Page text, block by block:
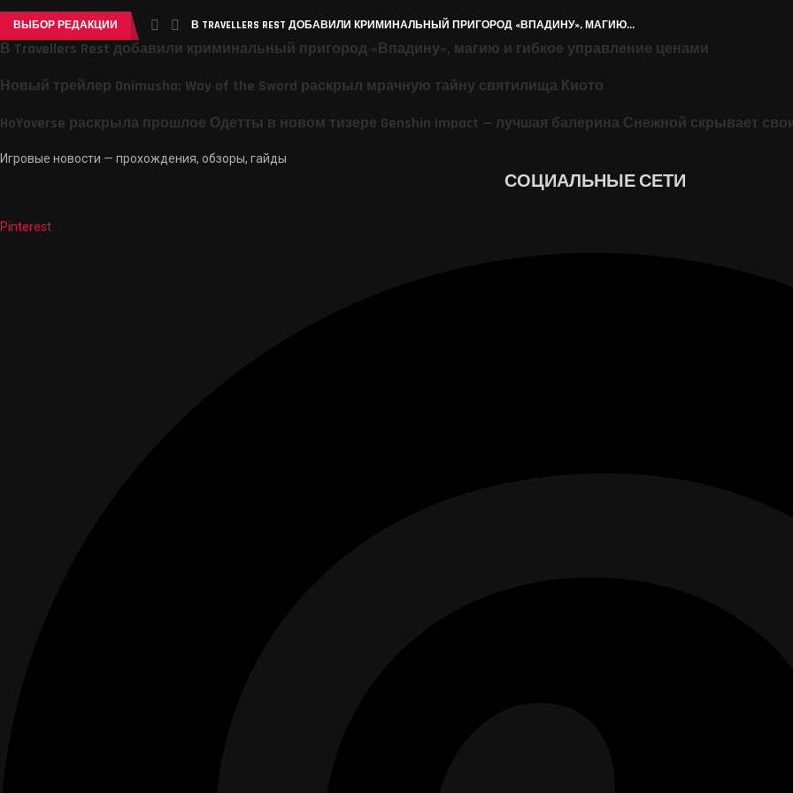
ВЫБОР РЕДАКЦИИ В TRAVELLERS REST ДОБАВИЛИ КРИМИНАЛЬНЫЙ ПРИГОРОД «ВПАДИНУ», МАГИЮ...
В Travellers Rest добавили криминальный пригород «Впадину», магию и гибкое управление ценами
Новый трейлер Onimusha: Way of the Sword раскрыл мрачную тайну святилища Киото
HoYoverse раскрыла прошлое Одетты в новом тизере Genshin Impact — лучшая балерина Снежной скрывает
Игровые новости — прохождения, обзоры, гайды
СОЦИАЛЬНЫЕ СЕТИ
Pinterest